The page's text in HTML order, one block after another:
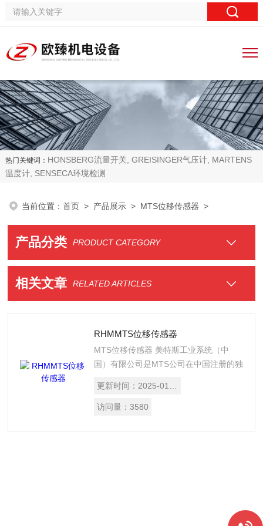
热门关键词： HONSBERG流量开关, GREISINGER气压计, MARTENS
温度计, SENSECA环境检测
当前位置：首页 > 产品展示 > MTS位移传感器 >
产品分类 PRODUCT CATEGORY
相关文章 RELATED ARTICLES
RHMMTS位移传感器
MTS位移传感器 美特斯工业系统（中
国）有限公司是MTS公司在中国注册的独
（总部设在美国明尼阿波利斯），之后迅
速发展成为测试和模拟系统以及磁致伸缩
更新时间： 2025-01-14
访问量： 3580